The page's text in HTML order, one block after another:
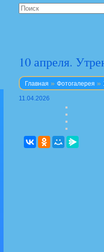
10 апреля.
Главная » Фотогалерея »
11.04.2026